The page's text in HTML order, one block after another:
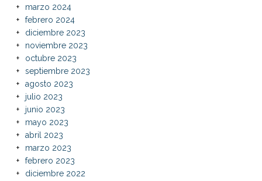
marzo 2024
febrero 2024
diciembre 2023
noviembre 2023
octubre 2023
septiembre 2023
agosto 2023
julio 2023
junio 2023
mayo 2023
abril 2023
marzo 2023
febrero 2023
diciembre 2022